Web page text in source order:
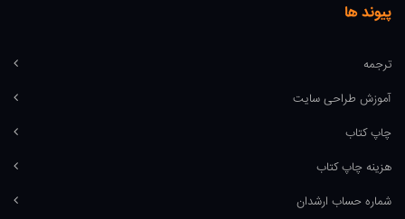
پیوند ها
ترجمه
آموزش طراحی سایت
چاپ کتاب
هزینه چاپ کتاب
شماره حساب ارشدان